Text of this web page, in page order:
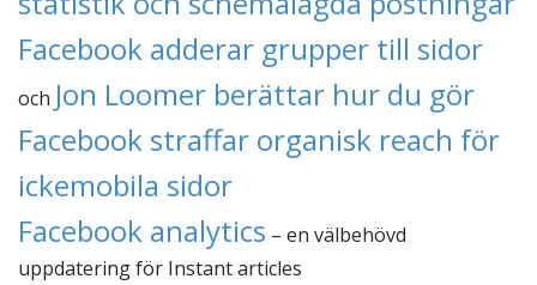
Facebook adderar grupper till sidor
och Jon Loomer berättar hur du gör
Facebook straffar organisk reach för
ickemobila sidor
Facebook analytics – en välbehövd
uppdatering för Instant articles